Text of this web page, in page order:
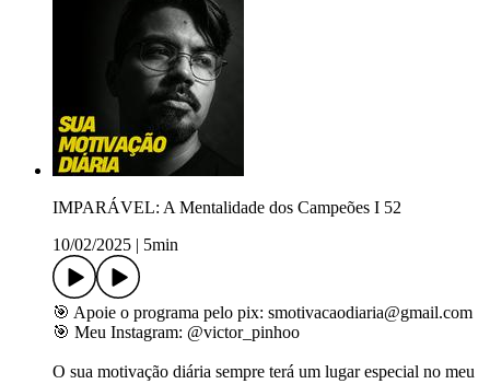
IMPARÁVEL: A Mentalidade dos Campeões I 52
10/02/2025
5min
🎯 Apoie o programa pelo pix: smotivacaodiaria@gmail.com
🎯 Meu Instagram: ⁠@victor_pinhoo⁠
O sua motivação diária sempre terá um lugar especial no meu